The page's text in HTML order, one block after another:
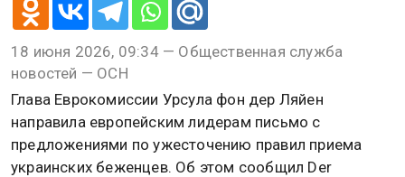
18 июня 2026, 09:34 — Общественная служба
новостей — ОСН
Глава Еврокомиссии Урсула фон дер Ляйен
направила европейским лидерам письмо с
предложениями по ужесточению правил приема
украинских беженцев. Об этом сообщил Der